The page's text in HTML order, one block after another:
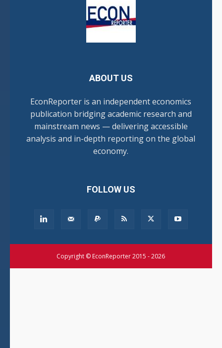
ABOUT US
EconReporter is an independent economics
publication bridging academic research and
mainstream news — delivering accessible
analysis and in-depth reporting on the global
economy.
FOLLOW US
Copyright © EconReporter 2015 - 2026